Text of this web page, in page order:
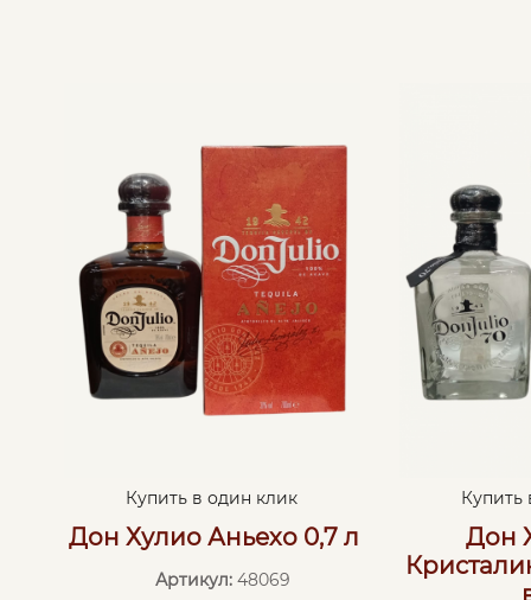
Купить в один клик
Дон Хулио Аньехо 0,7 л
Артикул: 48069
Купить
Дон